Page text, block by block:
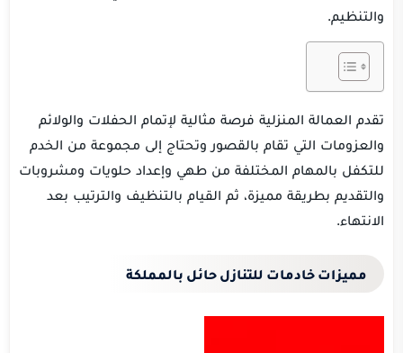
والتنظيم.
تقدم العمالة المنزلية فرصة مثالية لإتمام الحفلات والولائم
والعزومات التي تقام بالقصور وتحتاج إلى مجموعة من الخدم
للتكفل بالمهام المختلفة من طهي وإعداد حلويات ومشروبات
والتقديم بطريقة مميزة، ثم القيام بالتنظيف والترتيب بعد
الانتهاء.
مميزات خادمات للتنازل حائل بالمملكة